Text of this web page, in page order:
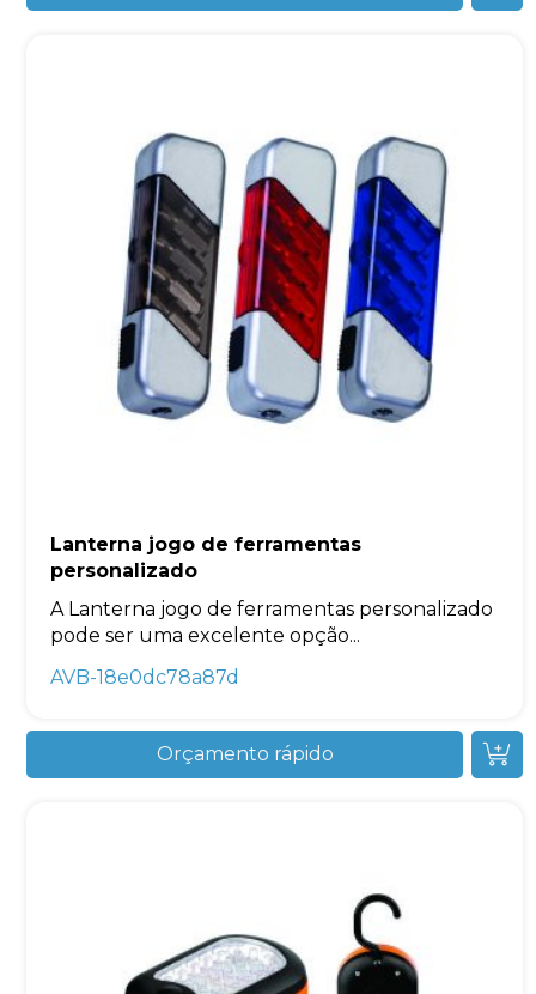
Lanterna jogo de ferramentas
personalizado
A Lanterna jogo de ferramentas personalizado
pode ser uma excelente opção...
AVB-18e0dc78a87d
Orçamento rápido